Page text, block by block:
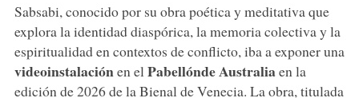
Sabsabi, conocido por su obra poética y meditativa que
explora la identidad diaspórica, la memoria colectiva y la
espiritualidad en contextos de conflicto, iba a exponer una
videoinstalaciónen el Pabellónde Australiaen la
edición de 2026 de la Bienal de Venecia. La obra, titulada